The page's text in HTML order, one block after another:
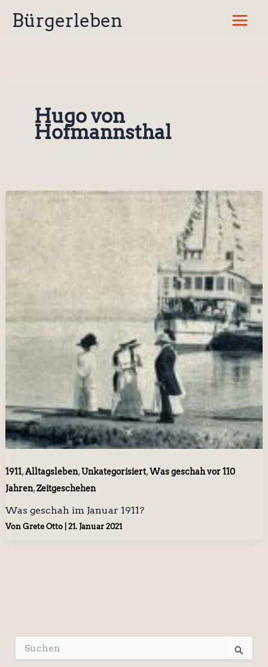
InhaltBürgerleben
Hugo von
Hofmannsthal
1911,Alltagsleben,Unkategorisiert,Was geschah vor 110
Jahren,Zeitgeschehen
Was geschah im Januar 1911?
Von Grete Otto 21. Januar 2021
u